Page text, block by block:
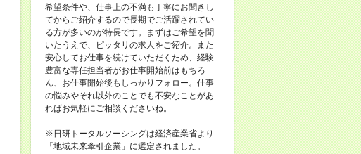
希望条件や、仕事上の不満も丁寧にお聞きし
てからご紹介するので長期でご活躍されてい
る方が多いのが特長です。まずはご希望を聞
いたうえで、ピッタリの求人をご紹介。また
安心してお仕事を続けていただくため、経験
豊富な専任担当者がお仕事開始前はもちろ
ん、お仕事開始後もしっかりフォロー。仕事
の悩みやそれ以外のことでも不安なことがあ
ればお気軽にご相談くださいね。
※日研トータルソーシングは経済産業省より
「地域未来牽引企業」に選定されました。